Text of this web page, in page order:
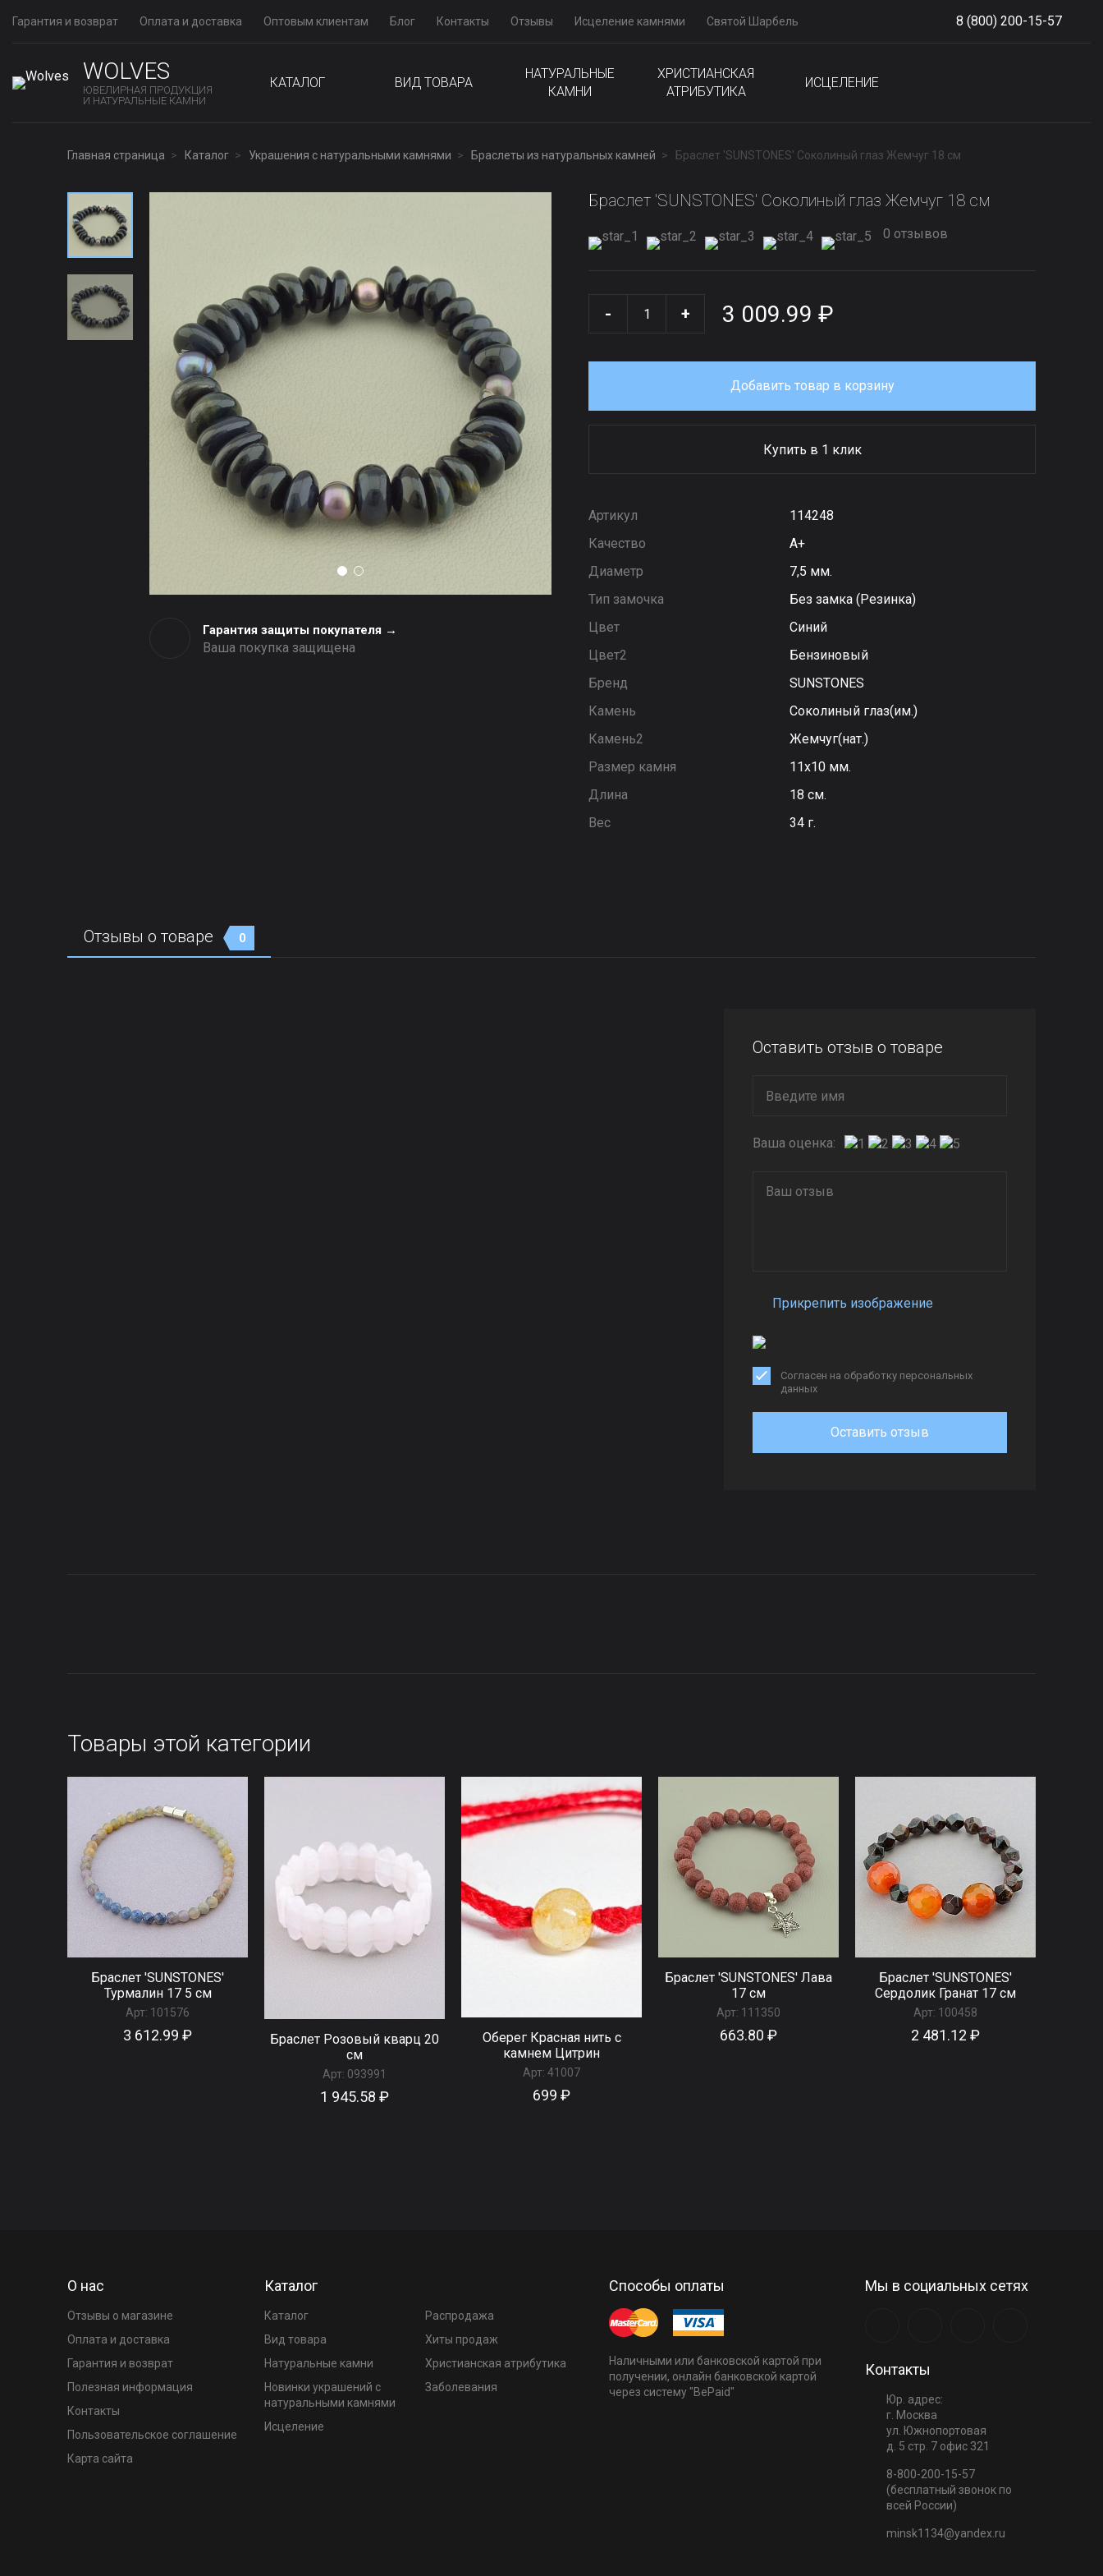
Гарантия и возврат Оплата и доставка Оптовым клиентам Блог Контакты Отзывы Исцеление камнями Святой Шарбель 8 (800) 200-15-57
WOLVES
ЮВЕЛИРНАЯ ПРОДУКЦИЯ
И НАТУРАЛЬНЫЕ КАМНИ
КАТАЛОГ ВИД ТОВАРА
НАТУРАЛЬНЫЕ
КАМНИ
ХРИСТИАНСКАЯ
АТРИБУТИКА
ИСЦЕЛЕНИЕ
Главная страница Каталог Украшения с натуральными камнями Браслеты из натуральных камней Браслет 'SUNSTONES' Соколиный глаз Жемчуг 18 см
Гарантия защиты покупателя →
Ваша покупка защищена
Браслет 'SUNSTONES' Соколиный глаз Жемчуг 18 см
0 отзывов
- + 3 009.99 ₽
Добавить товар в корзину
Купить в 1 клик
Артикул
114248
Качество
А+
Диаметр
7,5 мм.
Тип замочка
Без замка (Резинка)
Цвет
Синий
Цвет2
Бензиновый
Бренд
SUNSTONES
Камень
Соколиный глаз(им.)
Камень2
Жемчуг(нат.)
Размер камня
11х10 мм.
Длина
18 см.
Вес
34 г.
Отзывы о товаре 0
Оставить отзыв о товаре
Ваша оценка:
Прикрепить изображение
Согласен на обработку персональных
данных
Оставить отзыв
Товары этой категории
Браслет 'SUNSTONES'
Турмалин 17 5 см
Арт: 101576
3 612.99 ₽
Браслет Розовый кварц 20
см
Арт: 093991
1 945.58 ₽
Оберег Красная нить с
камнем Цитрин
Арт: 41007
699 ₽
Браслет 'SUNSTONES' Лава
17 см
Арт: 111350
663.80 ₽
Браслет 'SUNSTONES'
Сердолик Гранат 17 см
Арт: 100458
2 481.12 ₽
О нас
Отзывы о магазине
Оплата и доставка
Гарантия и возврат
Полезная информация
Контакты
Пользовательское соглашение
Карта сайта
Каталог
Каталог
Вид товара
Натуральные камни
Новинки украшений с
натуральными камнями
Распродажа
Хиты продаж
Христианская атрибутика
Заболевания
Исцеление
Способы оплаты
Наличными или банковской картой при
получении, онлайн банковской картой
через систему "BePaid"
Мы в социальных сетях
Контакты
Юр. адрес:
г. Москва
ул. Южнопортовая
д. 5 стр. 7 офис 321
8-800-200-15-57
(бесплатный звонок по
всей России)
minsk1134@yandex.ru